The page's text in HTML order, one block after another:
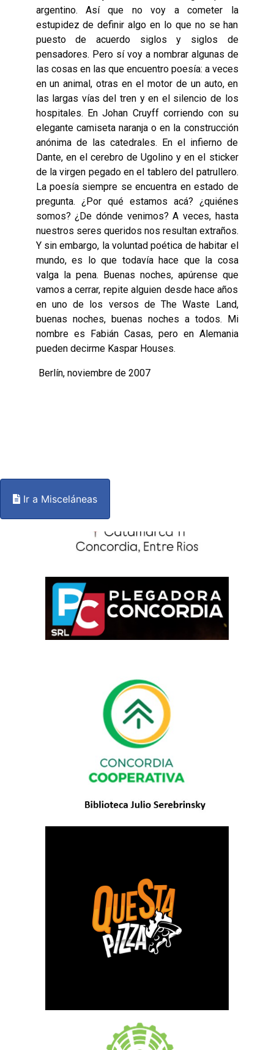
argentino. Así que no voy a cometer la
estupidez de definir algo en lo que no se han
puesto de acuerdo siglos y siglos de
pensadores. Pero sí voy a nombrar algunas de
las cosas en las que encuentro poesía: a veces
en un animal, otras en el motor de un auto, en
las largas vías del tren y en el silencio de los
hospitales. En Johan Cruyff corriendo con su
elegante camiseta naranja o en la construcción
anónima de las catedrales. En el infierno de
Dante, en el cerebro de Ugolino y en el sticker
de la virgen pegado en el tablero del patrullero.
La poesía siempre se encuentra en estado de
pregunta. ¿Por qué estamos acá? ¿quiénes
somos? ¿De dónde venimos? A veces, hasta
nuestros seres queridos nos resultan extraños.
Y sin embargo, la voluntad poética de habitar el
mundo, es lo que todavía hace que la cosa
valga la pena. Buenas noches, apúrense que
vamos a cerrar, repite alguien desde hace años
en uno de los versos de The Waste Land,
buenas noches, buenas noches a todos. Mi
nombre es Fabián Casas, pero en Alemania
pueden decirme Kaspar Houses.
Berlín, noviembre de 2007
Ir a Misceláneas